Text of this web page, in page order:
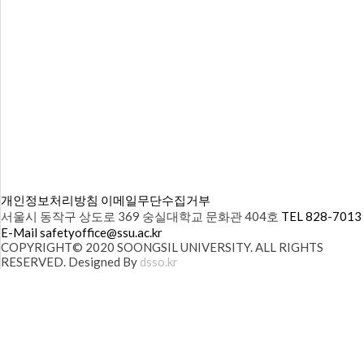
개인정보처리방침 이메일무단수집거부
서울시 동작구 상도로 369 숭실대학교 문화관 404호 TEL 828-7013
E-Mail safetyoffice@ssu.ac.kr
COPYRIGHT© 2020 SOONGSIL UNIVERSITY. ALL RIGHTS
RESERVED. Designed By dsso.kr